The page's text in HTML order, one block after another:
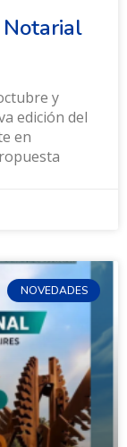
Notarial
y
edición del
en
NOVEDADES